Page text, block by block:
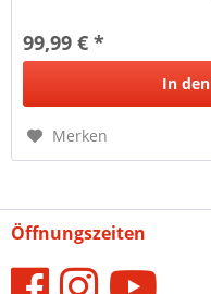
99,99 € *
In den
Merken
Öffnungszeiten